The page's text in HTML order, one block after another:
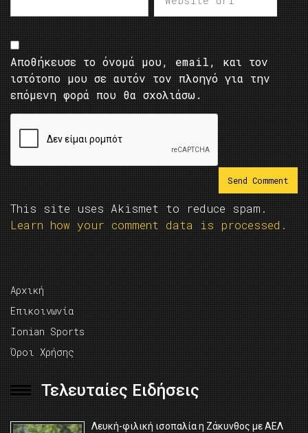
Αποθήκευσε το όνομά μου, email, και τον
ιστότοπο μου σε αυτόν τον πλοηγό για την
επόμενη φορά που θα σχολιάσω.
This site uses Akismet to reduce spam.
Learn how your comment data is processed.
Αρχική
Επικοινωνία
Ionian Sports
Όροι Χρήσης
Τελευταίες Ειδήσεις
Λευκή-φιλική ισοπαλία η Ζάκυνθος με ΑΕΛ